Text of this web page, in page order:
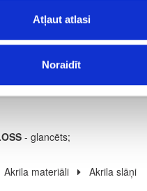
Atļaut atlasi
Noraidīt
- glancēts;
Akrila materiāli Akrila slāņi